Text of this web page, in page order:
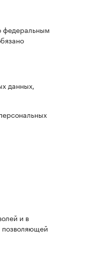
федеральным
данных,
и в
позволяющей